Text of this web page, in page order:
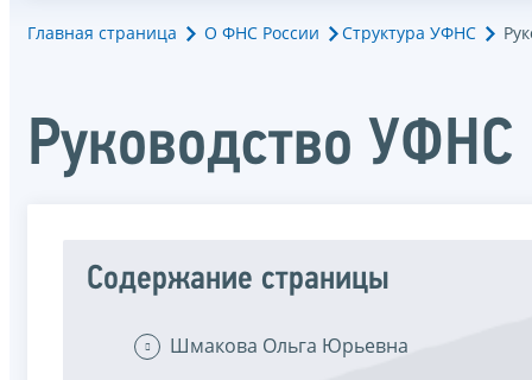
Главная страница О ФНС России Структура УФНС
Руководство УФНС
Содержание страницы
Шмакова Ольга Юрьевна